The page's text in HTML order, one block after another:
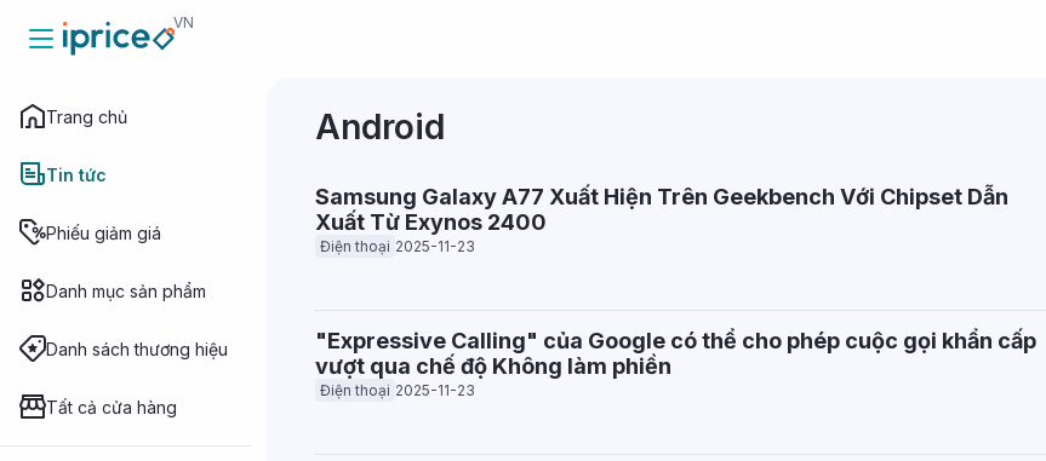
VN
Trang chủ
Tin tức
Phiếu giảm giá
Danh mục sản phẩm
Danh sách thương hiệu
Tất cả cửa hàng
Tin tức
Phiếu giảm
phẩm
Android
Samsung Galaxy A77 Xuất Hiện Trên Geekbench Với Chipset Dẫn
Xuất Từ Exynos 2400
Điện thoại 2025-11-23
"Expressive Calling" của Google có thể cho phép cuộc gọi khẩn cấp
vượt qua chế độ Không làm phiền
Điện thoại 2025-11-23